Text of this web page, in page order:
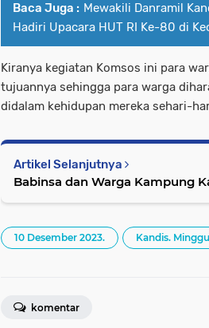
Baca Juga : Mewakili Danramil
Hadiri Upacara HUT RI Ke-80 di
Kiranya kegiatan Komsos ini para
tujuannya sehingga para warga
didalam kehidupan mereka sehari-
Artikel Selanjutnya
Babinsa dan Warga Kampung
10 Desember 2023. Kandis. Minggu
komentar